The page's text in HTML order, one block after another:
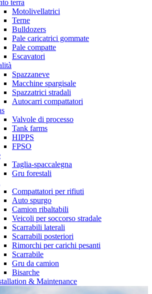
terra
Motolivellatrici
Terne
Bulldozers
Pale caricatrici gommate
Pale compatte
Escavatori
Spazzaneve
Macchine spargisale
Spazzatrici stradali
Autocarri compattatori
Valvole di processo
Tank farms
HIPPS
FPSO
Taglia-spaccalegna
Gru forestali
Compattatori per rifiuti
Auto spurgo
Camion ribaltabili
Veicoli per soccorso stradale
Scarrabili laterali
Scarrabili posteriori
Rimorchi per carichi pesanti
Scarrabile
Gru da camion
Bisarche
& Maintenance